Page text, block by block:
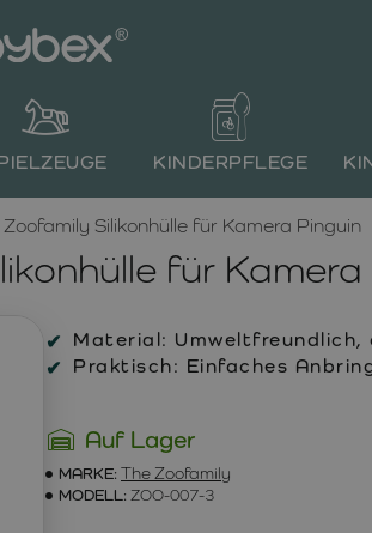
KINDERPFLEGE
für Kamera
Silikonhülle für Kamera Pinguin
Material: Umweltfreundlich,
Praktisch: Einfaches
Auf Lager
MARKE: The Zoofamily
MODELL: ZOO-007-3